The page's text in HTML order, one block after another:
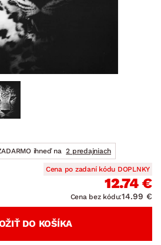
ihneď na 2 predajniach
Cena po zadaní kódu DOPLNKY
12.74 €
Cena bez kódu:14.99 €
DO KOŠÍKA